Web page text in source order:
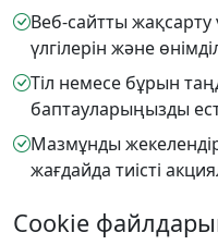
Веб-сайтты жақсарту
үлгілерін және
Тіл немесе бұрын
баптауларыңызды
Мазмұнды
жағдайда тиісті
Cookie